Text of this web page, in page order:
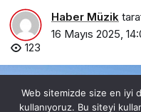
Haber Müzik
16 Mayıs 2025,
123
Web sitemizde size en iyi
kullanıyoruz. Bu siteyi